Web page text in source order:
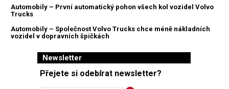
Automobily – První automatický pohon všech kol vozidel Volvo
Trucks
Automobily – Společnost Volvo Trucks chce méně nákladních
vozidel v dopravních špičkách
Newsletter
Přejete si odebírat newsletter?